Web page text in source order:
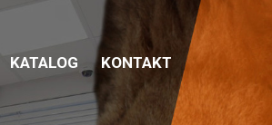
KATALOG KONTAKT